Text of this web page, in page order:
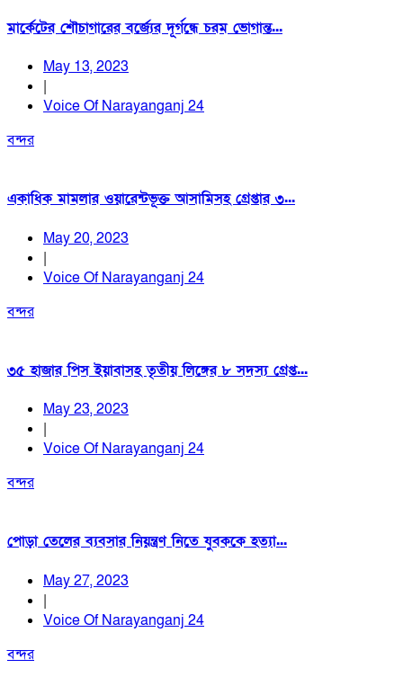
মার্কেটের শৌচাগারের বর্জ্যের দূর্গন্ধে চরম ভোগান্ত...
May 13, 2023
|
Voice Of Narayanganj 24
বন্দর
একাধিক মামলার ওয়ারেন্টভূক্ত আসামিসহ গ্রেপ্তার ৩...
May 20, 2023
|
Voice Of Narayanganj 24
বন্দর
৩৫ হাজার পিস ইয়াবাসহ তৃতীয় লিঙ্গের ৮ সদস্য গ্রেপ্ত...
May 23, 2023
|
Voice Of Narayanganj 24
বন্দর
পোড়া তেলের ব্যবসার নিয়ন্ত্রণ নিতে যুবককে হত্যা...
May 27, 2023
|
Voice Of Narayanganj 24
বন্দর